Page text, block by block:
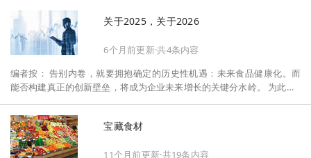
关于2025，关于2026
6个月前更新·共4条内容
编者按： 告别内卷，就要拥抱确定的历史性机遇：未来食品健康化。而
能否构建真正的创新壁垒，将成为企业未来增长的关键分水岭。 为此，F
将以“创新产品”透视“未来机会”，以全球视野探寻中国机遇、增长解法，
拆解年度标杆的增长逻辑与谋篇布局，深挖“药食同源”“低GI”“老龄营
养”“清洁标签”等热门赛道的爆品基因，从趋势预判、品类创新、未来增长
宝藏食材
11个月前更新·共19条内容